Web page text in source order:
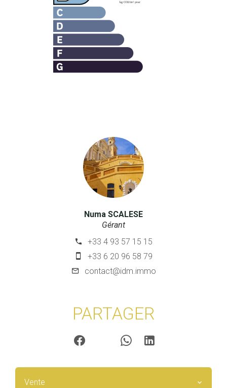
Numa SCALESE
Gérant
+33 4 93 57 15 15
+33 6 20 96 58 79
contact@idm.immo
PARTAGER
Vente